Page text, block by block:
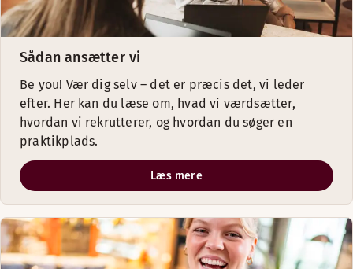
Sådan ansætter vi
Be you! Vær dig selv – det er præcis det, vi leder
efter. Her kan du læse om, hvad vi værdsætter,
hvordan vi rekrutterer, og hvordan du søger en
praktikplads.
Læs mere